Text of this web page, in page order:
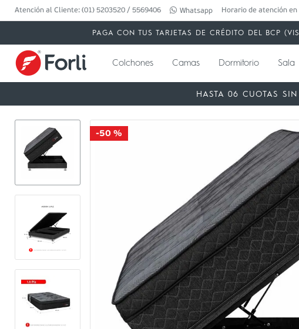
Atención al Cliente: (01) 5203520 / 5569406 Whatsapp Horario de atención
PAGA CON TUS TARJETAS DE CRÉDITO DEL BCP
Colchones Camas Dormitorio Sala
HASTA 06 CUOTAS
-50 %